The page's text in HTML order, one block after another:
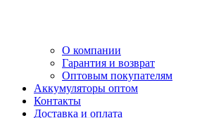
О компании
Гарантия и возврат
Оптовым покупателям
Аккумуляторы оптом
Контакты
Доставка и оплата